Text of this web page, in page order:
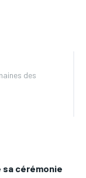
des
sa cérémonie